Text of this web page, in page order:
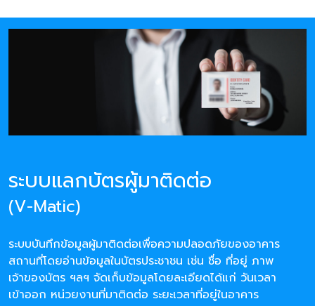
ระบบแลกบัตรผู้มาติดต่อ
(V-Matic)
ระบบบันทึกข้อมูลผู้มาติดต่อเพื่อความปลอดภัยของอาคาร
สถานที่โดยอ่านข้อมูลในบัตรประชาชน เช่น ชื่อ ที่อยู่ ภาพ
เจ้าของบัตร ฯลฯ จัดเก็บข้อมูลโดยละเอียดได้แก่ วันเวลา
เข้าออก หน่วยงานที่มาติดต่อ ระยะเวลาที่อยู่ในอาคาร